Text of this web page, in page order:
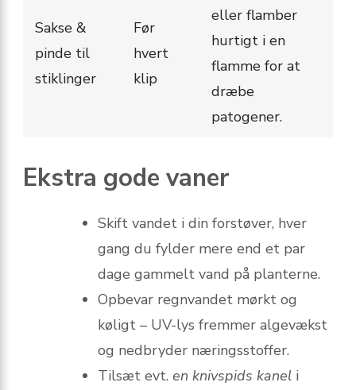
Sakse &
pinde til
stiklinger
Før
hvert
klip
eller flamber
hurtigt i en
flamme for at
dræbe
patogener.
Ekstra gode vaner
Skift vandet i din forstøver, hver
gang du fylder mere end et par
dage gammelt vand på planterne.
Opbevar regnvandet mørkt og
køligt – UV-lys fremmer algevækst
og nedbryder næringsstoffer.
Tilsæt evt. en knivspids kanel i